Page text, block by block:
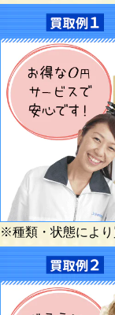
※種類・状態により